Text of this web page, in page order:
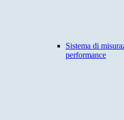
Sistema di
performance